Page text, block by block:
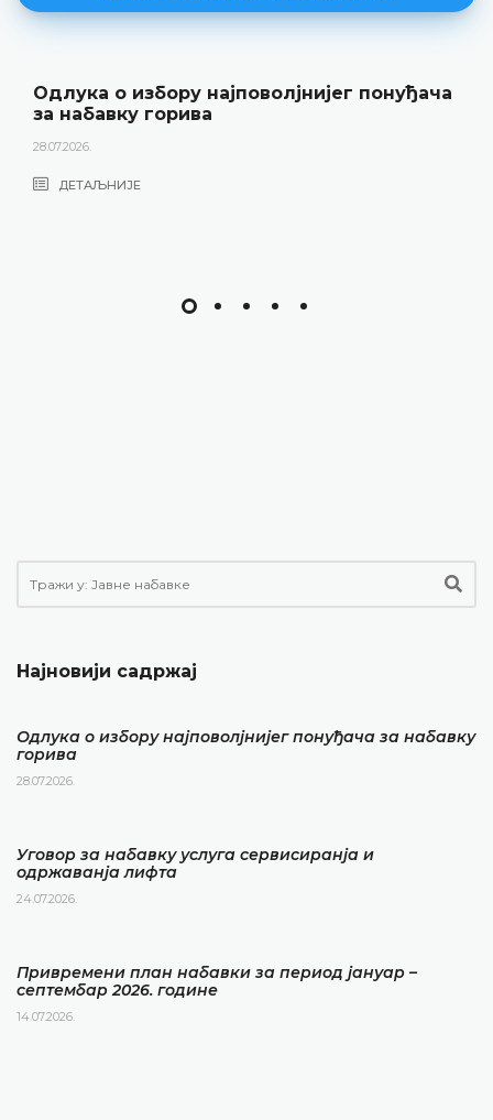
Одлука о избору најповолјнијег понуђача
за набавку горива
28.07.2026.
ДЕТАЉНИЈЕ
Најновији садржај
Одлука о избору најповолјнијег понуђача за набавку
горива
28.07.2026.
Уговор за набавку услуга сервисиранја и
одржаванја лифта
24.07.2026.
Привремени план набавки за период јануар –
септембар 2026. године
14.07.2026.